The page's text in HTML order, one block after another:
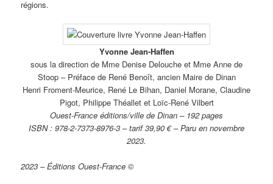
régions.
Yvonne Jean-Haffen
sous la direction de Mme Denise Delouche et Mme Anne de
Stoop – Préface de René Benoît, ancien Maire de Dinan
Henri Froment-Meurice, René Le Bihan, Daniel Morane, Claudine
Pigot, Philippe Théallet et Loïc-René Vilbert
Ouest-France éditions/ville de Dinan – 192 pages
ISBN : 978-2-7373-8976-3 – tarif 39,90 € – Paru en novembre
2023.
2023 – Éditions Ouest-France ©